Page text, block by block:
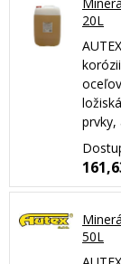
20L
prvky,
50L